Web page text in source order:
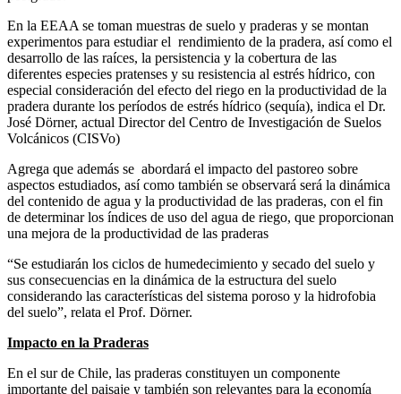
En la EEAA se toman muestras de suelo y praderas y se montan
experimentos para estudiar el rendimiento de la pradera, así como el
desarrollo de las raíces, la persistencia y la cobertura de las
diferentes especies pratenses y su resistencia al estrés hídrico, con
especial consideración del efecto del riego en la productividad de la
pradera durante los períodos de estrés hídrico (sequía), indica el Dr.
José Dörner, actual Director del Centro de Investigación de Suelos
Volcánicos (CISVo)
Agrega que además se abordará el impacto del pastoreo sobre
aspectos estudiados, así como también se observará será la dinámica
del contenido de agua y la productividad de las praderas, con el fin
de determinar los índices de uso del agua de riego, que proporcionan
una mejora de la productividad de las praderas
“Se estudiarán los ciclos de humedecimiento y secado del suelo y
sus consecuencias en la dinámica de la estructura del suelo
considerando las características del sistema poroso y la hidrofobia
del suelo”, relata el Prof. Dörner.
Impacto en la Praderas
En el sur de Chile, las praderas constituyen un componente
importante del paisaje y también son relevantes para la economía